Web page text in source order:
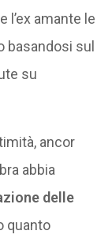
l’ex amante le
basandosi sul
su
ancor
abbia
delle
quanto